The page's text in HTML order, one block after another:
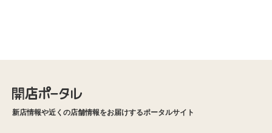
新店情報や近くの店舗情報をお届けするポータルサイト